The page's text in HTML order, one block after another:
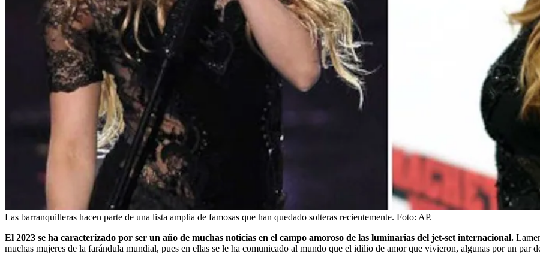
Las barranquilleras hacen parte de una lista amplia de famosas que han quedado solteras recientemente. Foto: AP.
El 2023 se ha caracterizado por ser un año de muchas noticias en el campo amoroso de las luminarias del jet-set internacional.
muchas mujeres de la farándula mundial, pues en ellas se le ha comunicado al mundo que el idilio de amor que vivieron, algunas por un par